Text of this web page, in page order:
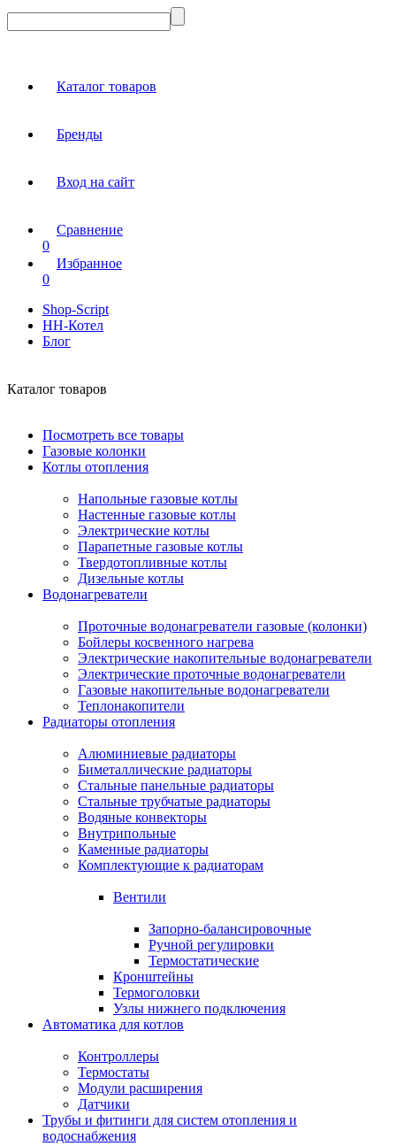
Каталог товаров
Бренды
Вход на сайт
Сравнение
0
Избранное
0
Shop-Script
НН-Котел
Блог
Каталог товаров
Посмотреть все товары
Газовые колонки
Котлы отопления
Напольные газовые котлы
Настенные газовые котлы
Электрические котлы
Парапетные газовые котлы
Твердотопливные котлы
Дизельные котлы
Водонагреватели
Проточные водонагреватели газовые (колонки)
Бойлеры косвенного нагрева
Электрические накопительные водонагреватели
Электрические проточные водонагреватели
Газовые накопительные водонагреватели
Теплонакопители
Радиаторы отопления
Алюминиевые радиаторы
Биметаллические радиаторы
Стальные панельные радиаторы
Стальные трубчатые радиаторы
Водяные конвекторы
Внутрипольные
Каменные радиаторы
Комплектующие к радиаторам
Вентили
Запорно-балансировочные
Ручной регулировки
Термостатические
Кронштейны
Термоголовки
Узлы нижнего подключения
Автоматика для котлов
Контроллеры
Термостаты
Модули расширения
Датчики
Трубы и фитинги для систем отопления и
водоснабжения